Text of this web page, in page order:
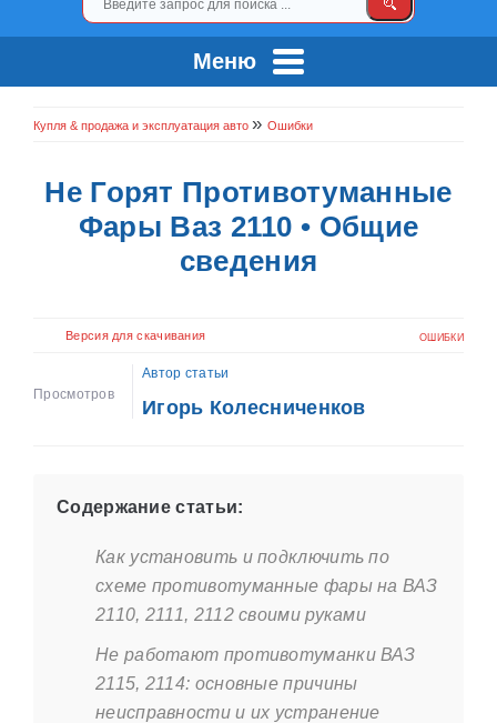
Меню
Купля & продажа и эксплуатация авто » Ошибки
Не Горят Противотуманные
Фары Ваз 2110 • Общие
сведения
Версия для скачивания ОШИБКИ
Просмотров
Автор статьи
Игорь Колесниченков
Содержание статьи:
Как установить и подключить по
схеме противотуманные фары на ВАЗ
2110, 2111, 2112 своими руками
Не работают противотуманки ВАЗ
2115, 2114: основные причины
неисправности и их устранение